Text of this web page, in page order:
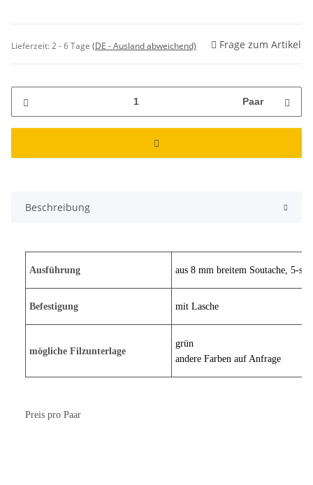
Lieferzeit:2 - 6 Tage (DE - Ausland abweichend) Frage zum Artikel
Paar
Beschreibung
Ausführung aus 8 mm breitem Soutache, 5-
Befestigung mit Lasche
mögliche Filzunterlage
grün
andere Farben auf Anfrage
Preis pro Paar